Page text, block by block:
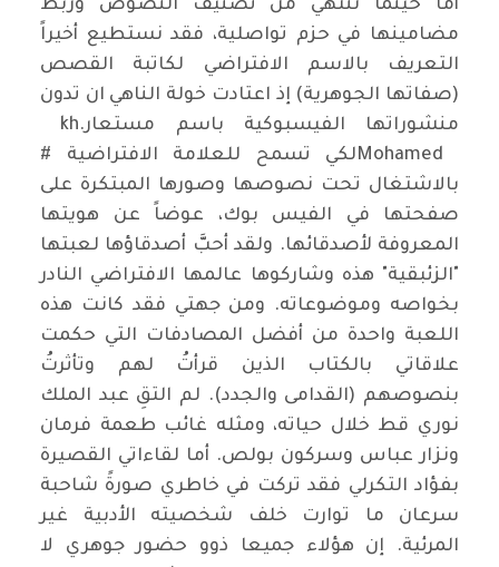
أما حينما ننتهي من تصنيف النصوص وربط
مضامينها في حزم تواصلية، فقد نستطيع أخيراً
التعريف بالاسم الافتراضي لكاتبة القصص
(صفاتها الجوهرية) إذ اعتادت خولة الناهي ان تدون
منشوراتها الفيسبوكية باسم مستعارkh.
Mohamedلكي تسمح للعلامة الافتراضية #
بالاشتغال تحت نصوصها وصورها المبتكرة على
صفحتها في الفيس بوك، عوضاً عن هويتها
المعروفة لأصدقائها. ولقد أحبَّ أصدقاؤها لعبتها
"الزئبقية" هذه وشاركوها عالمها الافتراضي النادر
بخواصه وموضوعاته. ومن جهتي فقد كانت هذه
اللعبة واحدة من أفضل المصادفات التي حكمت
علاقاتي بالكتاب الذين قرأتُ لهم وتأثرتُ
بنصوصهم (القدامى والجدد). لم التقِ عبد الملك
نوري قط خلال حياته، ومثله غائب طعمة فرمان
ونزار عباس وسركون بولص. أما لقاءاتي القصيرة
بفؤاد التكرلي فقد تركت في خاطري صورةً شاحبة
سرعان ما توارت خلف شخصيته الأدبية غير
المرئية. إن هؤلاء جميعا ذوو حضور جوهري لا